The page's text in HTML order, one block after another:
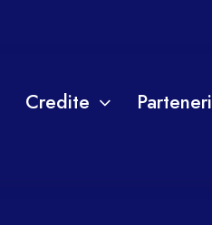
Credite Parteneri